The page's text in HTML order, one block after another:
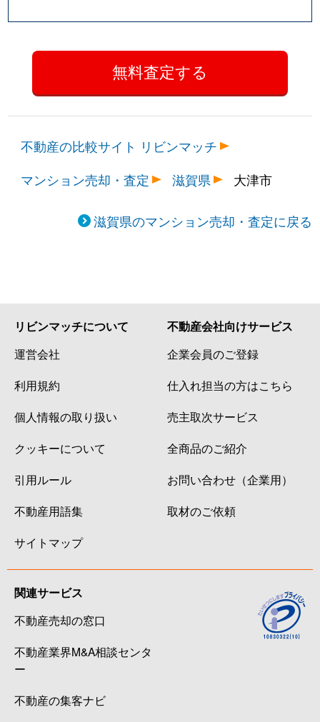
不動産の比較サイト リビンマッチ
マンション売却・査定
滋賀県 大津市
滋賀県のマンション売却・査定に戻る
リビンマッチについて
運営会社
利用規約
個人情報の取り扱い
クッキーについて
引用ルール
不動産用語集
サイトマップ
不動産会社向けサービス
企業会員のご登録
仕入れ担当の方はこちら
売主取次サービス
全商品のご紹介
お問い合わせ（企業用）
取材のご依頼
関連サービス
不動産売却の窓口
不動産業界M&A相談センタ
ー
不動産の集客ナビ